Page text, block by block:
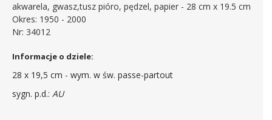
akwarela, gwasz,tusz pióro, pędzel, papier - 28 cm x 19.5 cm
Okres: 1950 - 2000
Nr: 34012
Informacje o dziele:
28 x 19,5 cm - wym. w św. passe-partout
sygn. p.d.: AU